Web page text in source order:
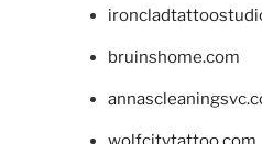
bruinshome.com